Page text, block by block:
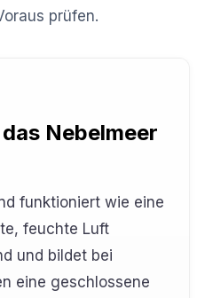
prüfen.
Nebelmeer
funktioniert wie eine
feuchte Luft
und bildet bei
eine geschlossene